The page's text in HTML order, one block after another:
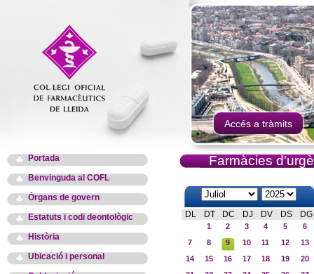
Accés a tràmits
Portada
Benvinguda al COFL
Òrgans de govern
Estatuts i codi deontològic
Història
Ubicació i personal
Farmàcies
DL DT DC DJ DV DS DG
1 2 3 4 5
6
7
8 9 10 11 12
13
14
15 16 17 18 19
20